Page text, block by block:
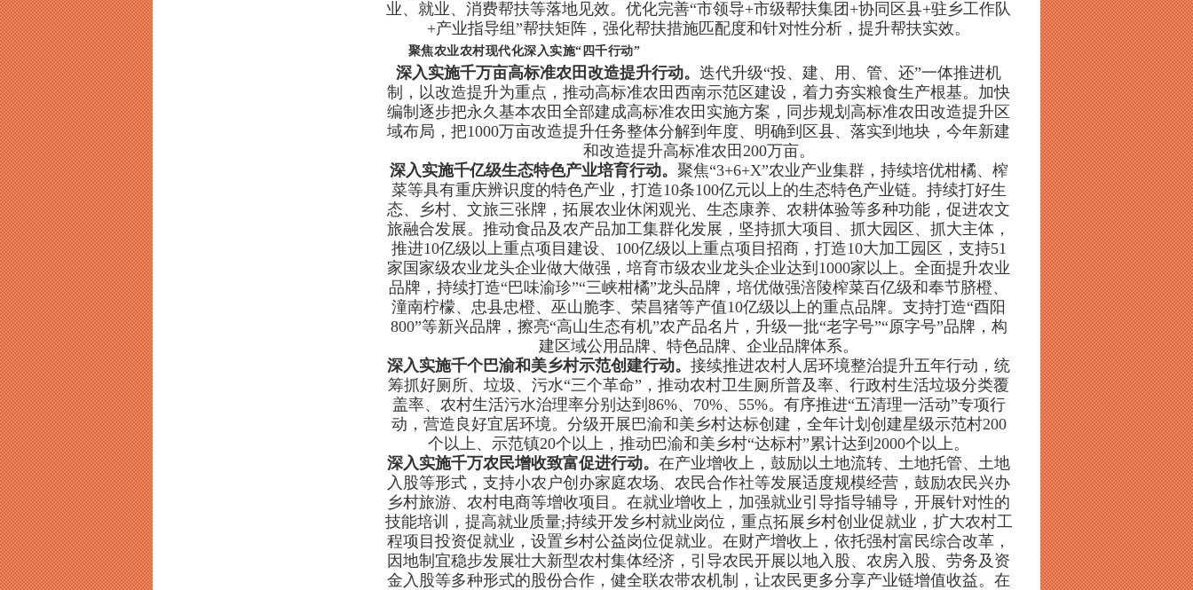
业、就业、消费帮扶等落地见效。优化完善“市领导+市级帮扶集团+协同区县+驻乡工作队
+产业指导组”帮扶矩阵，强化帮扶措施匹配度和针对性分析，提升帮扶实效。
聚焦农业农村现代化深入实施“四千行动”
深入实施千万亩高标准农田改造提升行动。 迭代升级“投、建、用、管、还”一体推进机
制，以改造提升为重点，推动高标准农田西南示范区建设，着力夯实粮食生产根基。加快
编制逐步把永久基本农田全部建成高标准农田实施方案，同步规划高标准农田改造提升区
域布局，把1000万亩改造提升任务整体分解到年度、明确到区县、落实到地块，今年新建
和改造提升高标准农田200万亩。
深入实施千亿级生态特色产业培育行动。 聚焦“3+6+X”农业产业集群，持续培优柑橘、榨
菜等具有重庆辨识度的特色产业，打造10条100亿元以上的生态特色产业链。持续打好生
态、乡村、文旅三张牌，拓展农业休闲观光、生态康养、农耕体验等多种功能，促进农文
旅融合发展。推动食品及农产品加工集群化发展，坚持抓大项目、抓大园区、抓大主体，
推进10亿级以上重点项目建设、100亿级以上重点项目招商，打造10大加工园区，支持51
家国家级农业龙头企业做大做强，培育市级农业龙头企业达到1000家以上。全面提升农业
品牌，持续打造“巴味渝珍”“三峡柑橘”龙头品牌，培优做强涪陵榨菜百亿级和奉节脐橙、
潼南柠檬、忠县忠橙、巫山脆李、荣昌猪等产值10亿级以上的重点品牌。支持打造“酉阳
800”等新兴品牌，擦亮“高山生态有机”农产品名片，升级一批“老字号”“原字号”品牌，构
建区域公用品牌、特色品牌、企业品牌体系。
深入实施千个巴渝和美乡村示范创建行动。 接续推进农村人居环境整治提升五年行动，统
筹抓好厕所、垃圾、污水“三个革命”，推动农村卫生厕所普及率、行政村生活垃圾分类覆
盖率、农村生活污水治理率分别达到86%、70%、55%。有序推进“五清理一活动”专项行
动，营造良好宜居环境。分级开展巴渝和美乡村达标创建，全年计划创建星级示范村200
个以上、示范镇20个以上，推动巴渝和美乡村“达标村”累计达到2000个以上。
深入实施千万农民增收致富促进行动。 在产业增收上，鼓励以土地流转、土地托管、土地
入股等形式，支持小农户创办家庭农场、农民合作社等发展适度规模经营，鼓励农民兴办
乡村旅游、农村电商等增收项目。在就业增收上，加强就业引导指导辅导，开展针对性的
技能培训，提高就业质量;持续开发乡村就业岗位，重点拓展乡村创业促就业，扩大农村工
程项目投资促就业，设置乡村公益岗位促就业。在财产增收上，依托强村富民综合改革，
因地制宜稳步发展壮大新型农村集体经济，引导农民开展以地入股、农房入股、劳务及资
金入股等多种形式的股份合作，健全联农带农机制，让农民更多分享产业链增值收益。在